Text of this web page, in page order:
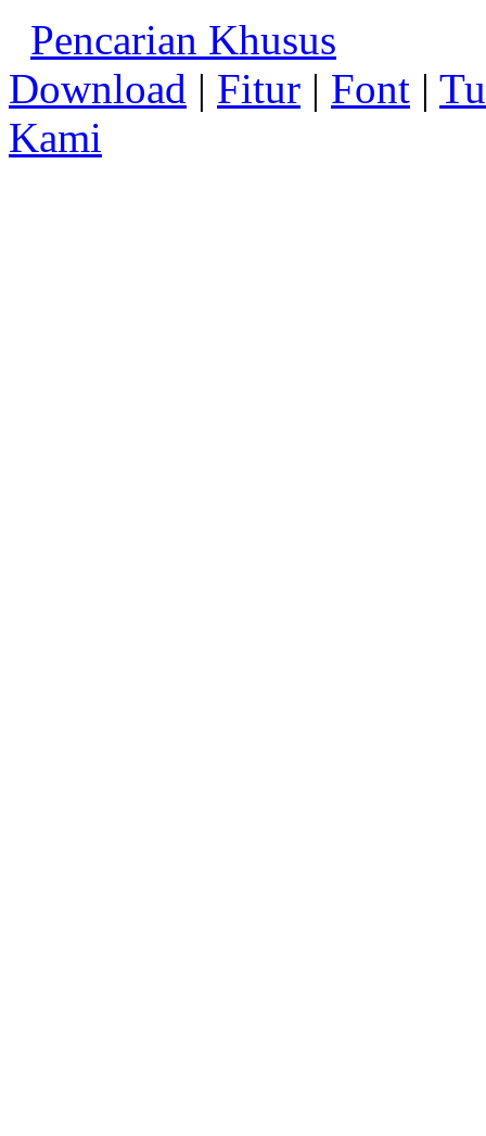
Pencarian Khusus
Download | Fitur | Font |
Kami